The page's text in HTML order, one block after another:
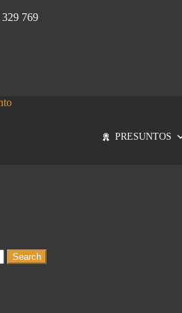
329 769
PRESUNTOS